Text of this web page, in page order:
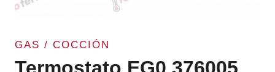
GAS / COCCIÓN
Termostato EG0 376005